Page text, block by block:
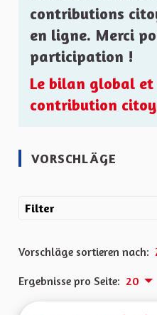
contributions
en ligne. Merci
participation !
Le bilan global
contribution
VORSCHLÄGE
Filter
Vorschläge sortieren nach:
Ergebnisse pro Seite: 20